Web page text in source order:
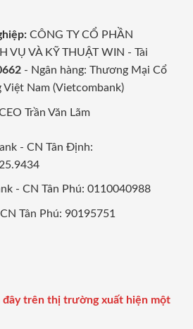
CÔNG TY CỔ PHẦN
VỤ VÀ KỸ THUẬT WIN - Tài
- Ngân hàng: Thương Mại Cổ
Việt Nam (Vietcombank)
Trần Văn Lãm
- CN Tân Định:
- CN Tân Phú: 0110040988
Tân Phú: 90195751
đây trên thị trường xuất hiện một